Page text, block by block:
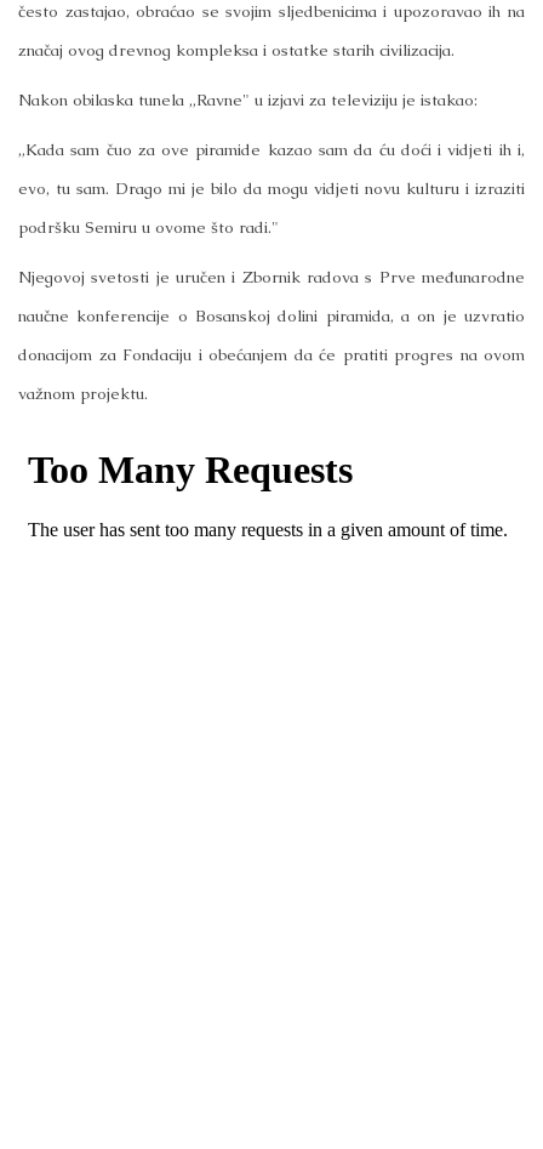
često zastajao, obraćao se svojim sljedbenicima i upozoravao ih na
značaj ovog drevnog kompleksa i ostatke starih civilizacija.
Nakon obilaska tunela „Ravne" u izjavi za televiziju je istakao:
„Kada sam čuo za ove piramide kazao sam da ću doći i vidjeti ih i,
evo, tu sam. Drago mi je bilo da mogu vidjeti novu kulturu i izraziti
podršku Semiru u ovome što radi."
Njegovoj svetosti je uručen i Zbornik radova s Prve međunarodne
naučne konferencije o Bosanskoj dolini piramida, a on je uzvratio
donacijom za Fondaciju i obećanjem da će pratiti progres na ovom
važnom projektu.